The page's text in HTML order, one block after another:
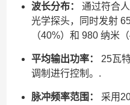
波长分布：
通过符合
光学探头，同时发射
（40%）和 980 纳米
平均输出功率：
25瓦
调制进行控制。.
脉冲频率范围：
采用